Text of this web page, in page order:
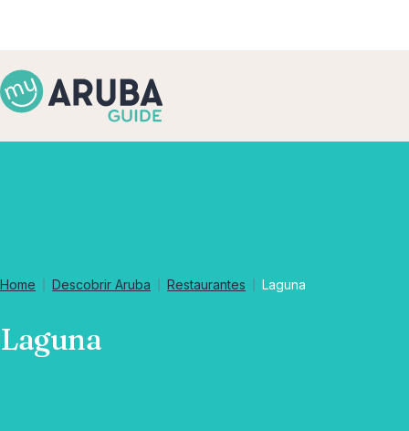
Home Descobrir Aruba Restaurantes Laguna
Laguna